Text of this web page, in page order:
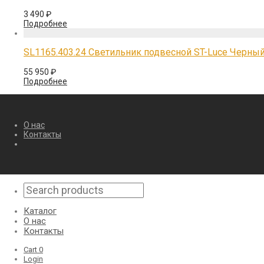
3 490 ₽
Подробнее
SL1165.403.24 Светильник подвесной ST-Luce
55 950 ₽
Подробнее
О нас
Контакты
Каталог
О нас
Контакты
Cart 0
Login